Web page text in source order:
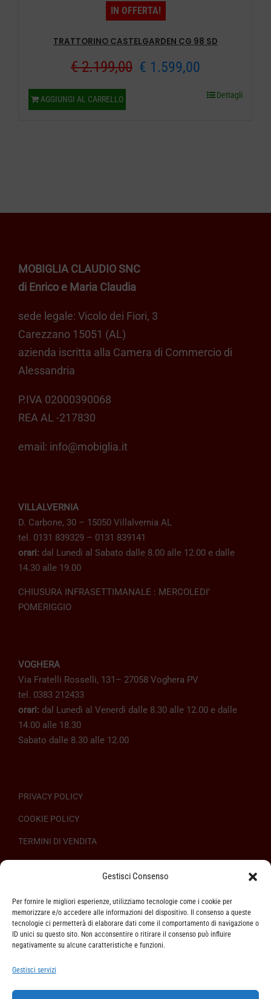
Gestisci Consenso
Per fornire le migliori esperienze, utilizziamo tecnologie come i cookie per
memorizzare e/o accedere alle informazioni del dispositivo. Il consenso a queste
tecnologie ci permetterà di elaborare dati come il comportamento di navigazione o
ID unici su questo sito. Non acconsentire o ritirare il consenso può influire
negativamente su alcune caratteristiche e funzioni.
Gestisci servizi
IN OFFERTA!
TRATTORINO CASTELGARDEN CG 98 SD
€2.199,00 Il
€ 1.599,00
prezzo
AGGIUNGI AL CARRELLO Dettagli
MOBIGLIA CLAUDIO SNC
di Enrico e Maria Claudia
sede legale: Vicolo dei Fiori, 3
Carezzano 15051 (AL)
azienda iscritta alla Camera di Commercio di
Alessandria
P.IVA 02000390068
REA AL -217830
email: info@mobiglia.it
VILLALVERNIA
D. Carbone, 30 – 15050 Villalvernia AL
tel. 0131 839329 – 0131 839141
orari: dal Lunedì al Sabato dalle 8.00 alle 12.00 e dalle
14.30 alle 19.00
CHIUSURA INFRASETTIMANALE : MERCOLEDI’
POMERIGGIO
VOGHERA
Via Fratelli Rosselli, 131– 27058 Voghera PV
tel. 0383 212433
orari: dal Lunedì al Venerdì dalle 8.30 alle 12.00 e dalle
14.00 alle 18.30
Sabato dalle 8.30 alle 12.00
PRIVACY POLICY
COOKIE POLICY
TERMINI DI VENDITA
ASSISTENZA CLIENTI
SPEDIZIONI